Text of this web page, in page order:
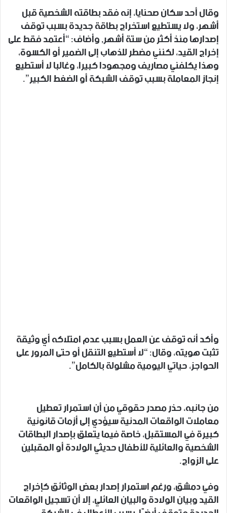
وقال أحد سكان صحنايا، إنه فقد بطاقته الشخصية قبل
أشهر، ولا يستطيع استخراج بطاقة جديدة بسبب توقف
إصدارها منذ أكثر من ستة أشهر, وأضاف: “أعتمد فقط على
إخراج القيد، لكنني مضطر للذهاب إلى الضمير أو الكسوة،
وهذا يكلفني مصاريف ومجهودا كبيرا، وغالبا لا أستطيع
إنجاز المعاملة بسبب توقف الشبكة أو الضغط الكبير”.
وأكد أنه توقف عن العمل بسبب عدم امتلاكه أي وثيقة
تثبت هويته، وقال: “لا أستطيع التنقل أو حتى المرور على
الحواجز، حياتي اليومية مشلولة بالكامل”.
من جانبه، حذر مصدر حقوقي من أن استمرار تعطيل
معاملات الواقعات المدنية سيؤدي إلى أزمات قانونية
كبيرة في المستقبل، خاصة فيما يتعلق بإصدار البطاقات
الشخصية والعائلية للأطفال حديثي الولادة أو المقبلين
على الزواج.
وفي دمشق، ورغم استمرار إصدار بعض الوثائق كإخراج
القيد وبيان الولادة والبيان العائلي، إلا أن تسجيل الواقعات